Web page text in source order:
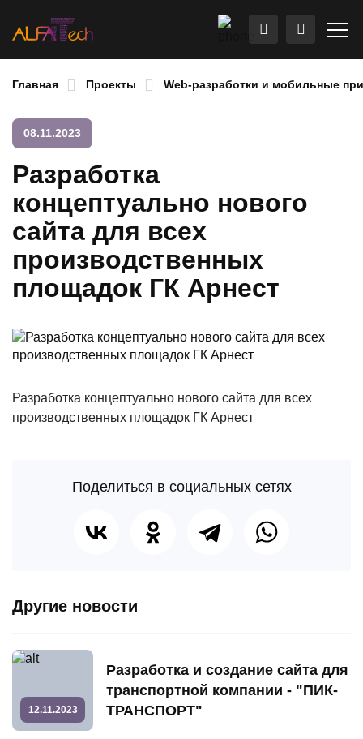
Главная Проекты Web-разработки и мобильные
08.11.2023
Разработка
концептуально нового
сайта для всех
производственных
площадок ГК Арнест
Разработка концептуально нового сайта для всех
производственных площадок ГК Арнест
Поделиться в социальных сетях
Другие новости
12.11.2023
Разработка и создание сайта для
транспортной компании - "ПИК-
ТРАНСПОРТ"